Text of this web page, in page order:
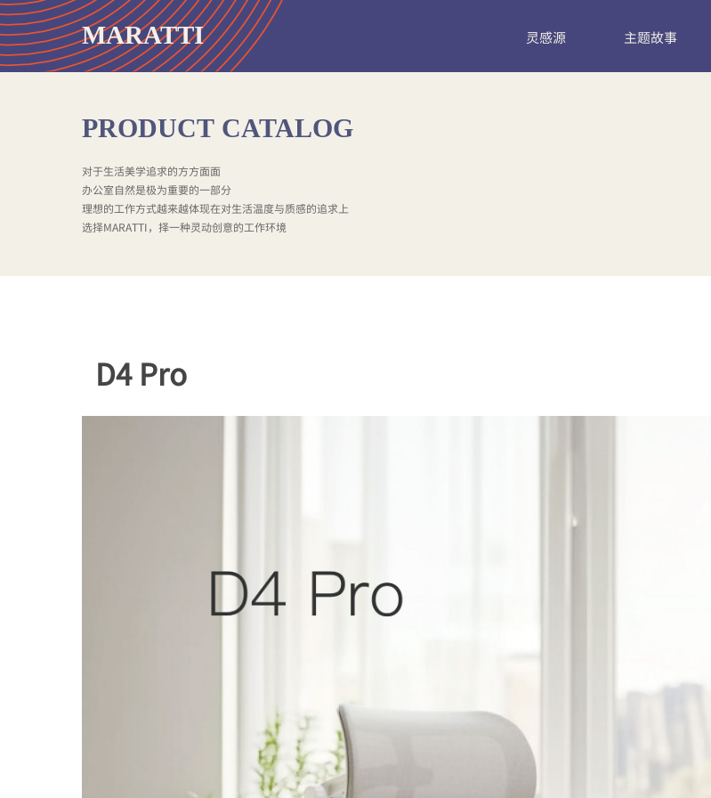
PRODUCT CATALOG
对于生活美学追求的方方面面
办公室自然是极为重要的一部分
理想的工作方式越来越体现在对生活温度与质感的追求上
选择MARATTI，择一种灵动创意的工作环境
D4 Pro
灵感源 主题故事
MARATTI